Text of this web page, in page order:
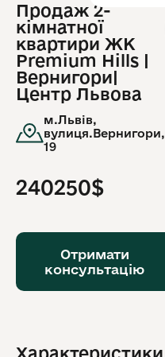
Продаж 2-
кімнатної
квартири ЖК
Premium Hills |
Вернигори|
Центр Львова
м.Львів,
вулиця.Вернигори,
19
240250$
Отримати
консультацію
Характеристики